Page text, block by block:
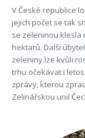
V České republice
jejich počet se tak
se zeleninou klesla
hektarů. Další
zeleniny lze kvůli
trhu očekávat i
zprávy, kterou
Zelinářskou unií